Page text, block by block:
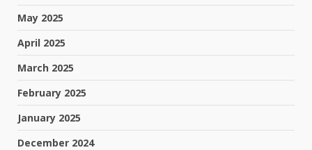
May 2025
April 2025
March 2025
February 2025
January 2025
December 2024